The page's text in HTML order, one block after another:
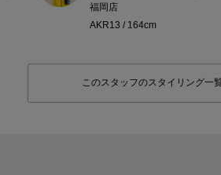
福岡店
AKR13 / 164cm
このスタッフのスタイリング一